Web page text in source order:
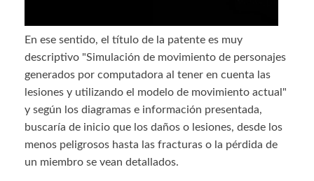
En ese sentido, el título de la patente es muy
descriptivo "Simulación de movimiento de personajes
generados por computadora al tener en cuenta las
lesiones y utilizando el modelo de movimiento actual"
y según los diagramas e información presentada,
buscaría de inicio que los daños o lesiones, desde los
menos peligrosos hasta las fracturas o la pérdida de
un miembro se vean detallados.